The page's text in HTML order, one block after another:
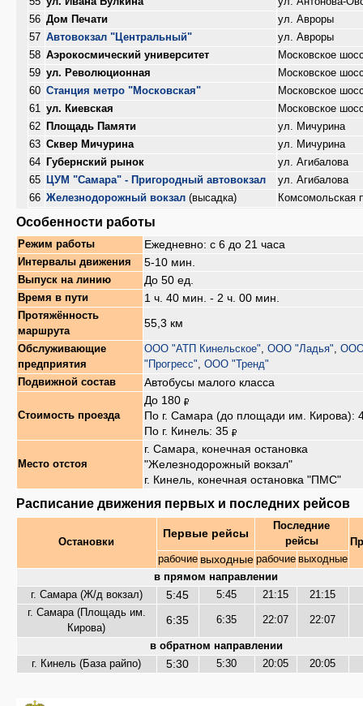
56 Дом Печати
ул. Авроры
57 Автовокзал "Центральный"
ул. Авроры
58 Аэрокосмический университет
Московское
59 ул. Революционная
Московское
60 Станция метро "Московская"
Московское
61 ул. Киевская
Московское
62
Площадь Памяти
ул. Мичурина
63 Сквер Мичурина
ул. Мичурина
64
Губернский рынок
ул. Агибалова
65
ЦУМ "Самара" - Пригородный автовокзал
ул. Агибалова
66 Железнодорожный вокзал (высадка) Комсомольская
Особенности работы
Режим работы Ежедневно: с 6 до 21 часа
Интервалы движения 5-10 мин.
Выпуск на линию До 50 ед.
Время в пути 1 ч. 40 мин. - 2 ч. 00 мин.
Протяжённость
маршрута
55,3 км
Обслуживающие
предприятия
ООО "АТП Кинельское", ООО "Ладья",
"Прогресс", ООО "Тренд"
Подвижной состав
Автобусы малого класса
Стоимость проезда
До 180
По г. Самара (до площади им. Кирова):
По г. Кинель: 35
Место отстоя
г. Самара, конечная остановка
"Железнодорожный вокзал"
г. Кинель, конечная остановка "ПМС"
Расписание движения первых и последних рейсов
Остановки
Первые рейсы
Последние
рейсы
рабочие выходные рабочие выходные
в прямом направлении
г. Самара (Ж/д вокзал)
5:45 5:45 21:15
21:15
г. Самара (Площадь им.
Кирова)
6:35 6:35 22:07 22:07
в обратном направлении
г. Кинель (База райпо)
5:30 5:30 20:05 20:05